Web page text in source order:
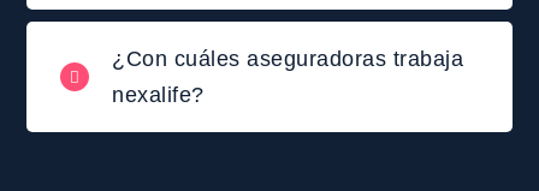
¿Con cuáles aseguradoras trabaja
nexalife?